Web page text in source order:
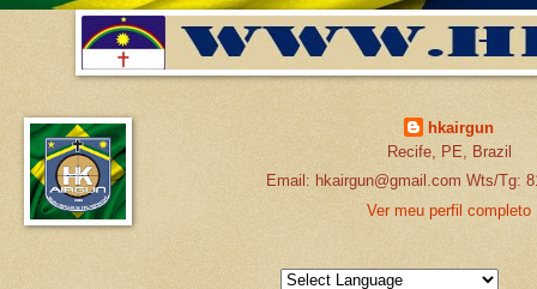
hkairgun
Recife, PE, Brazil
Email: hkairgun@gmail.com Wts/Tg:
Ver meu perfil completo